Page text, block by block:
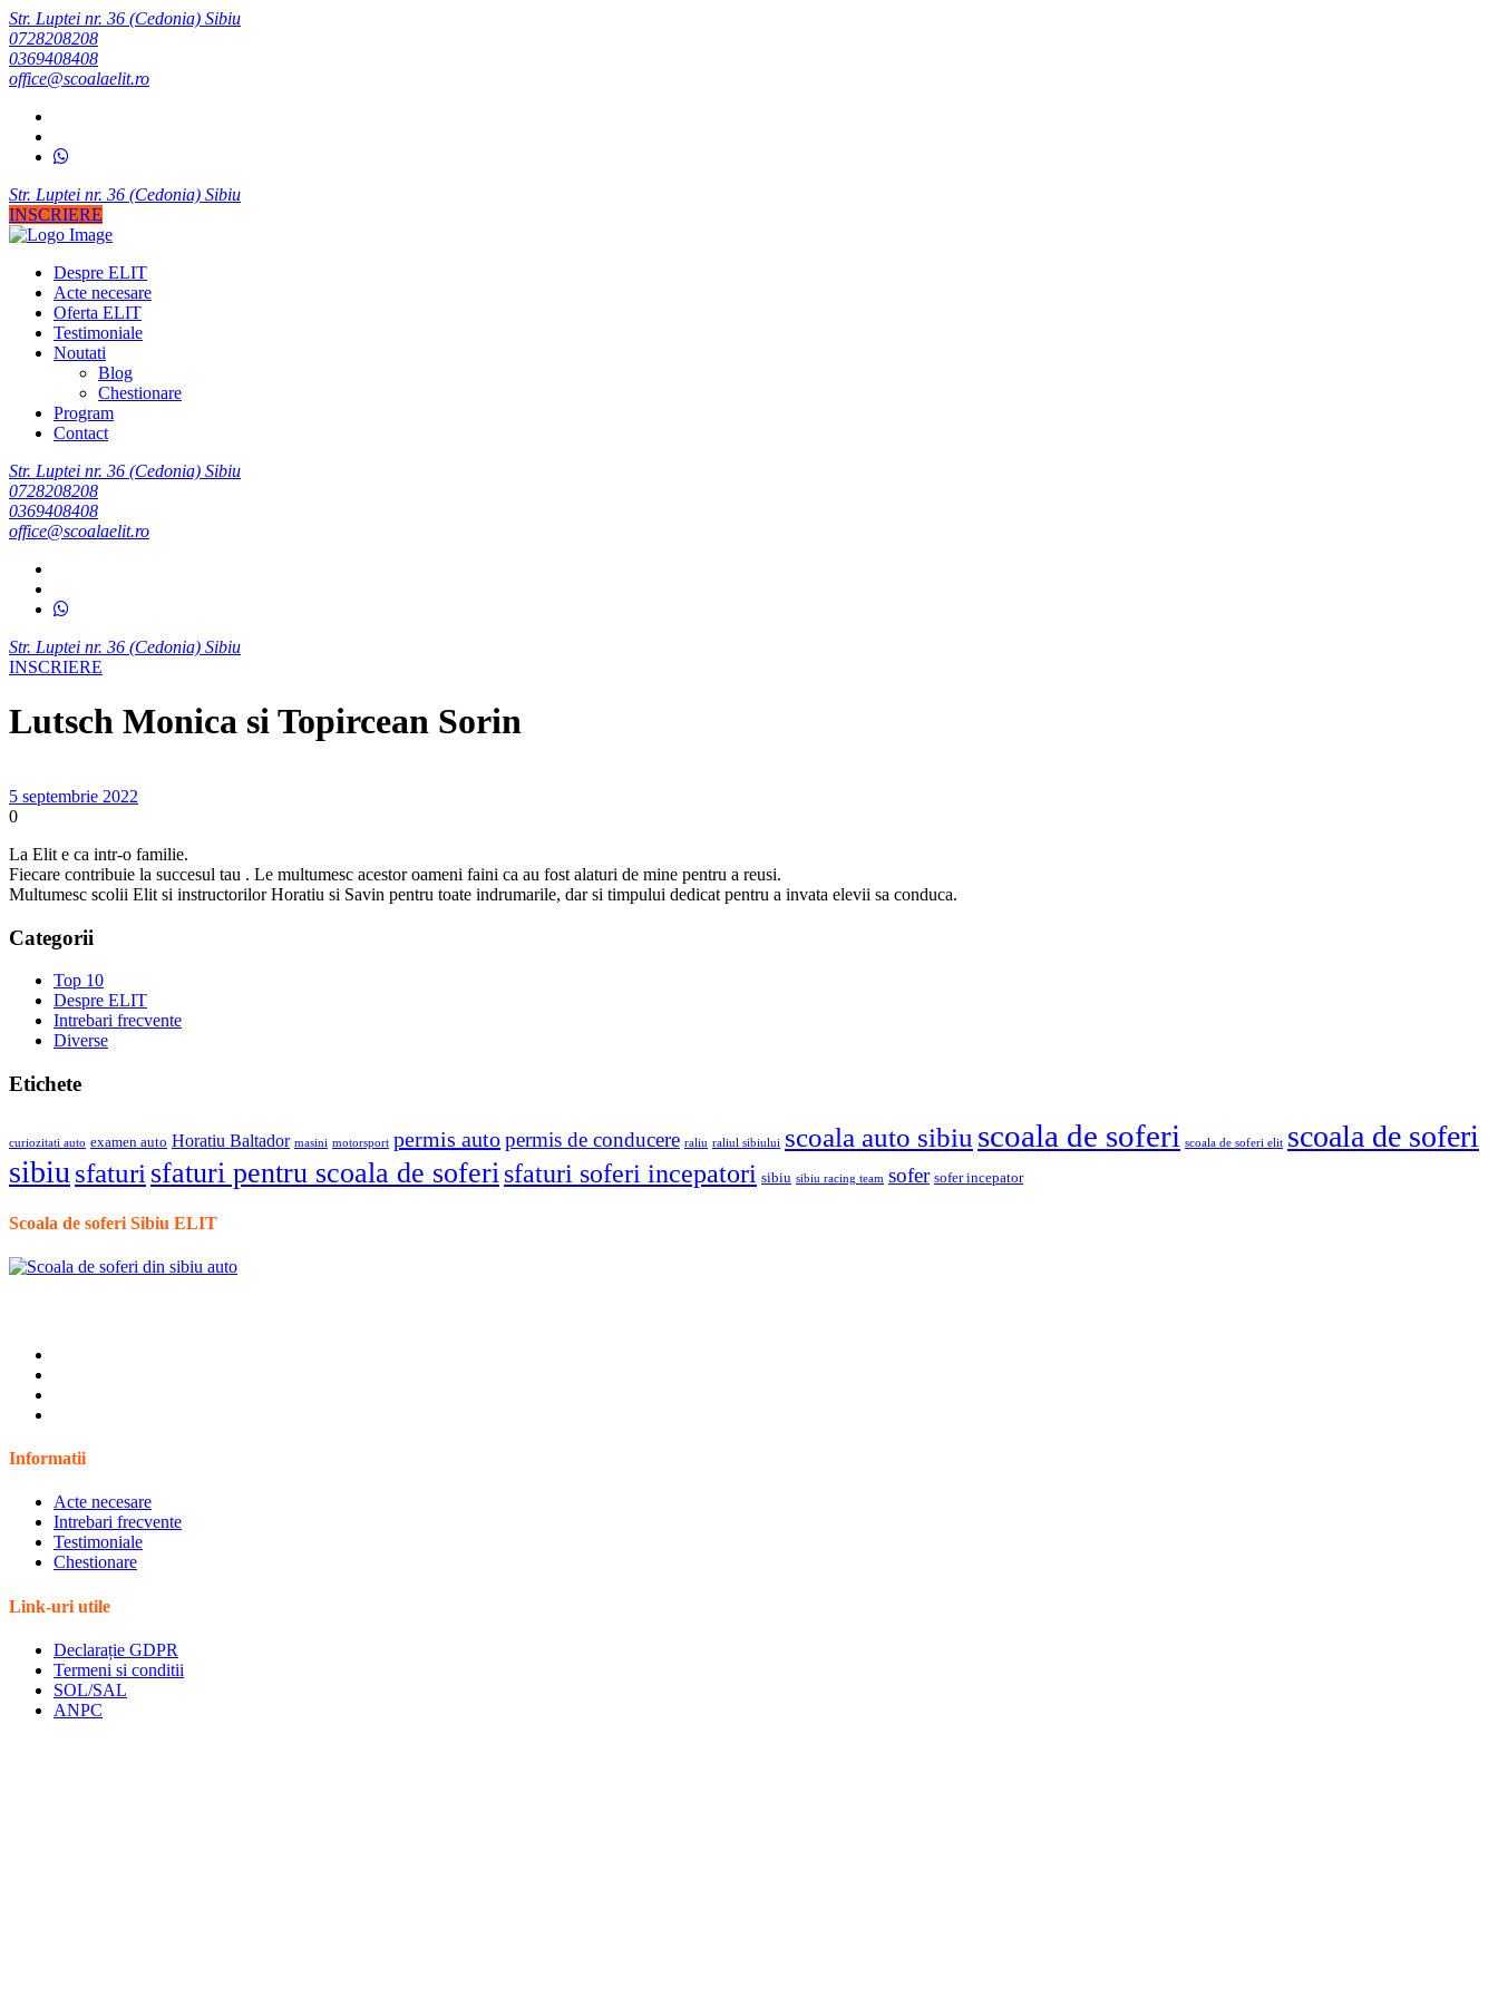
Str. Luptei nr. 36 (Cedonia) Sibiu
0728208208
0369408408
office@scoalaelit.ro
Str. Luptei nr. 36 (Cedonia) Sibiu
INSCRIERE
Despre ELIT
Acte necesare
Oferta ELIT
Testimoniale
Noutati
Blog
Chestionare
Program
Contact
Str. Luptei nr. 36 (Cedonia) Sibiu
0728208208
0369408408
office@scoalaelit.ro
Str. Luptei nr. 36 (Cedonia) Sibiu
INSCRIERE
Lutsch Monica si Topircean Sorin
5 septembrie 2022
0
La Elit e ca intr-o familie.
Fiecare contribuie la succesul tau . Le multumesc acestor oameni faini ca au fost alaturi de mine pentru a reusi.
Multumesc scolii Elit si instructorilor Horatiu si Savin pentru toate indrumarile, dar si timpului dedicat pentru a invata elevii sa conduca.
Categorii
Top 10
Despre ELIT
Intrebari frecvente
Diverse
Etichete
curiozitati auto examen auto Horatiu Baltador masini motorsport permis autopermis de conducere raliu raliul sibiului scoala auto sibiu scoala de soferi scoala de soferi elit scoala de soferi
sibiu sfaturi sfaturi pentru scoala de soferi sfaturi soferi incepatori sibiu sibiu racing team sofer sofer incepator
Scoala de soferi Sibiu ELIT
Informatii
Acte necesare
Intrebari frecvente
Testimoniale
Chestionare
Link-uri utile
Declarație GDPR
Termeni si conditii
SOL/SAL
ANPC